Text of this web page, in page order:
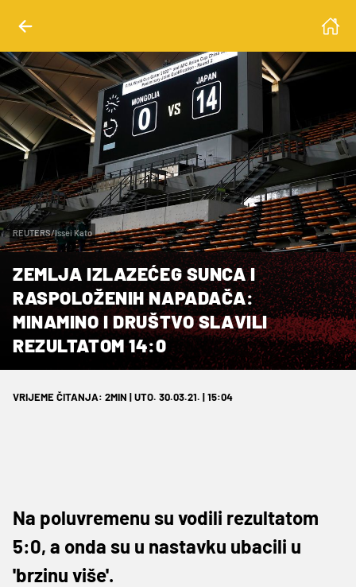
REUTERS/Issei Kato
ZEMLJA IZLAZEĆEG SUNCA I
RASPOLOŽENIH NAPADAČA:
MINAMINO I DRUŠTVO SLAVILI
REZULTATOM 14:0
VRIJEME ČITANJA: 2MIN | UTO. 30.03.21. | 15:04
Na poluvremenu su vodili rezultatom
5:0, a onda su u nastavku ubacili u
'brzinu više'.